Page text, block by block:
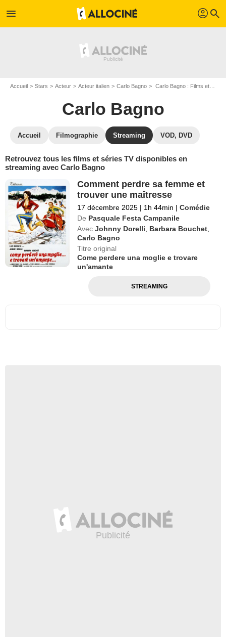
menu profil search
Accueil Stars Acteur Acteur italien Carlo Bagno Carlo Bagno : Films et séries online
Carlo Bagno
Accueil Filmographie Streaming VOD, DVD
Retrouvez tous les films et séries TV disponibles en
streaming avec Carlo Bagno
Comment perdre sa femme et
trouver une maîtresse
17 décembre 2025 | 1h 44min | Comédie
De Pasquale Festa Campanile
Avec Johnny Dorelli Barbara Bouchet
Carlo Bagno
Titre original
Come perdere una moglie e trovare
un'amante
STREAMING